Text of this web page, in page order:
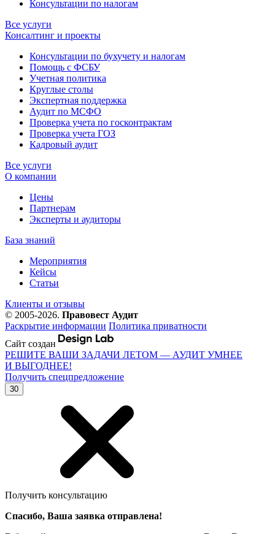
Консультации по налогам
Все услуги
Консалтинг и проекты
Консультации по бухучету и налогам
Помощь с ФСБУ
Учетная политика
Круглые столы
Экспертная поддержка
Аудит по МСФО
Проверка учета по госконтрактам
Проверка учета ГОЗ
Кадровый аудит
Все услуги
О компании
Цены
Партнерам
Эксперты и аудиторы
База знаний
Мероприятия
Кейсы
Статьи
Клиенты и отзывы
© 2005-2026. Правовест Аудит
Раскрытие информации Политика приватности
Сайт создан
РЕШИТЕ ВАШИ ЗАДАЧИ ЛЕТОМ — АУДИТ УМНЕЕ
И ВЫГОДНЕЕ!
Получить спецпредложение
30
Получить консультацию
Спасибо, Ваша заявка отправлена!